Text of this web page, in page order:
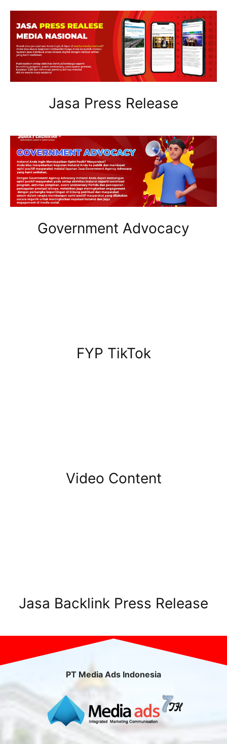
Jasa Press Release
Government Advocacy
FYP TikTok
Video Content
Jasa Backlink Press Release
PT Media Ads Indonesia